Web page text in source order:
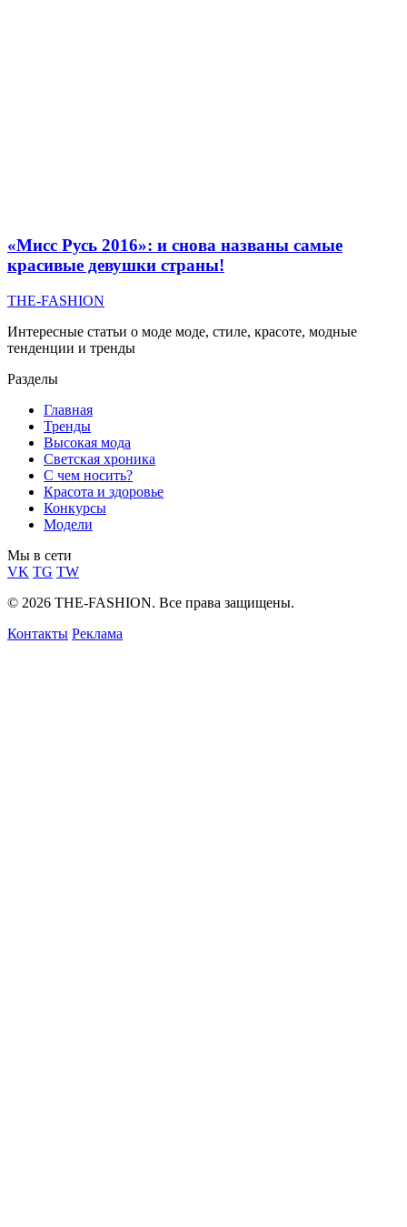
«Мисс Русь 2016»: и снова названы самые
красивые девушки страны!
THE-FASHION
Интересные статьи о моде моде, стиле, красоте, модные
тенденции и тренды
Разделы
Главная
Тренды
Высокая мода
Светская хроника
С чем носить?
Красота и здоровье
Конкурсы
Модели
Мы в сети
VK TG TW
© 2026 THE-FASHION. Все права защищены.
Контакты Реклама